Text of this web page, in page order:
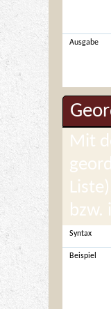
Ausgabe
Mit
bzw.
Syntax
Beispiel